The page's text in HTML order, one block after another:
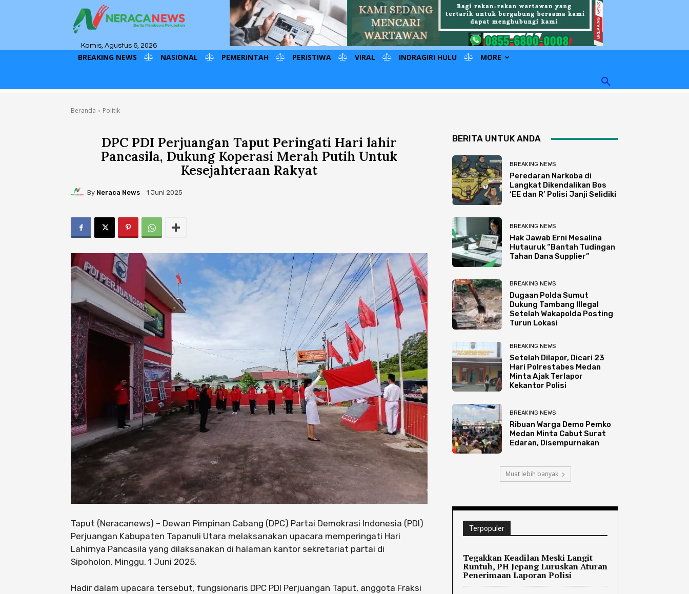
Kamis, Agustus 6, 2026
BREAKING NEWS NASIONAL PEMERINTAH PERISTIWA VIRAL INDRAGIRI HULU MORE
Beranda Politik
DPC PDI Perjuangan Taput Peringati Hari lahir
Pancasila, Dukung Koperasi Merah Putih Untuk
Kesejahteraan Rakyat
By Neraca News 1 Juni 2025
Taput (Neracanews) – Dewan Pimpinan Cabang (DPC) Partai Demokrasi Indonesia (PDI)
Perjuangan Kabupaten Tapanuli Utara melaksanakan upacara memperingati Hari
Lahirnya Pancasila yang dilaksanakan di halaman kantor sekretariat partai di
Sipoholon, Minggu, 1 Juni 2025.
Hadir dalam upacara tersebut, fungsionaris DPC PDI Perjuangan Taput, anggota Fraksi
BERITA UNTUK ANDA
BREAKING NEWS
Peredaran Narkoba di
Langkat Dikendalikan Bos
‘EE dan R’ Polisi Janji Selidiki
BREAKING NEWS
Hak Jawab Erni Mesalina
Hutauruk “Bantah Tudingan
Tahan Dana Supplier”
BREAKING NEWS
Dugaan Polda Sumut
Dukung Tambang Illegal
Setelah Wakapolda Posting
Turun Lokasi
BREAKING NEWS
Setelah Dilapor, Dicari 23
Hari Polrestabes Medan
Minta Ajak Terlapor
Kekantor Polisi
BREAKING NEWS
Ribuan Warga Demo Pemko
Medan Minta Cabut Surat
Edaran, Disempurnakan
Muat lebih banyak
Terpopuler
Tegakkan Keadilan Meski Langit
Runtuh, PH Jepang Luruskan Aturan
Penerimaan Laporan Polisi